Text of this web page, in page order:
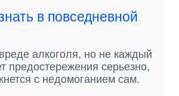
в повседневной
алкоголя, но не каждый
предостережения серьезно,
с недомоганием сам.